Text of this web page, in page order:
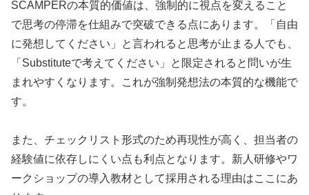
SCAMPERの本質的価値は、強制的に視点を変えること
で思考の停滞を仕組みで突破できる点にあります。「自由
に発想してください」と言われると思考が止まる人でも、
「Substituteで考えてください」と限定されると問いが生
まれやすくなります。これが強制発想法の本質的な機能で
す。
また、チェックリスト形式のため再現性が高く、担当者の
経験値に依存しにくい点も利点となります。新人研修やワ
ークショップの導入教材として採用される理由はここにあ